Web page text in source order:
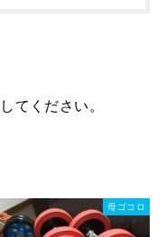
してください。
母ゴコロ